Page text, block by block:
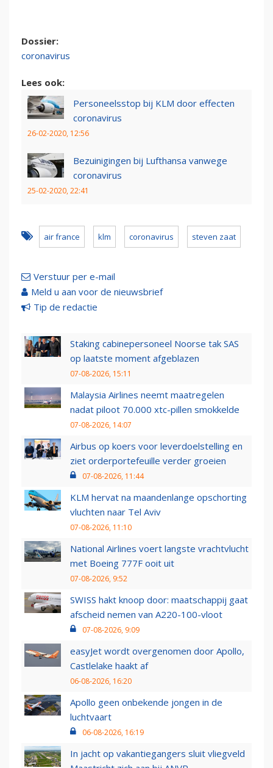
Dossier:
coronavirus
Lees ook:
Personeelsstop bij KLM door effecten
coronavirus
26-02-2020, 12:56
Bezuinigingen bij Lufthansa vanwege
coronavirus
25-02-2020, 22:41
air france klm coronavirus steven zaat
Verstuur per e-mail
Meld u aan voor de nieuwsbrief
Tip de redactie
Staking cabinepersoneel Noorse tak SAS
op laatste moment afgeblazen
07-08-2026, 15:11
Malaysia Airlines neemt maatregelen
nadat piloot 70.000 xtc-pillen smokkelde
07-08-2026, 14:07
Airbus op koers voor leverdoelstelling en
ziet orderportefeuille verder groeien
07-08-2026, 11:44
KLM hervat na maandenlange opschorting
vluchten naar Tel Aviv
07-08-2026, 11:10
National Airlines voert langste vrachtvlucht
met Boeing 777F ooit uit
07-08-2026, 9:52
SWISS hakt knoop door: maatschappij gaat
afscheid nemen van A220-100-vloot
07-08-2026, 9:09
easyJet wordt overgenomen door Apollo,
Castlelake haakt af
06-08-2026, 16:20
Apollo geen onbekende jongen in de
luchtvaart
06-08-2026, 16:19
In jacht op vakantiegangers sluit vliegveld